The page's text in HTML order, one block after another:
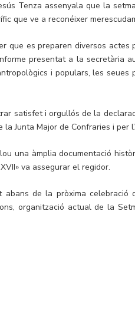
Tenza assenyala que la
que ve a reconéixer
que es preparen diversos actes
presentat a la secretària
i populars, les
satisfet i orgullós de la
Junta Major de Confraries i per
una àmplia documentació
va assegurar el regidor.
de la pròxima celebració
organització actual de la